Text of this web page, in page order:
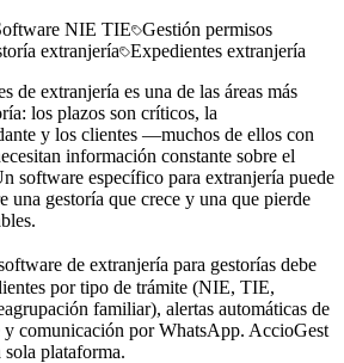
NIE TIE Gestión permisos
extranjería Expedientes extranjería
de extranjería es una de las áreas más
los plazos son críticos, la
y los clientes —muchos de ellos con
información constante sobre el
software específico para extranjería puede
una gestoría que crece y una que pierde
de extranjería para gestorías debe
por tipo de trámite (NIE, TIE,
familiar), alertas automáticas de
y comunicación por WhatsApp. AccioGest
plataforma.